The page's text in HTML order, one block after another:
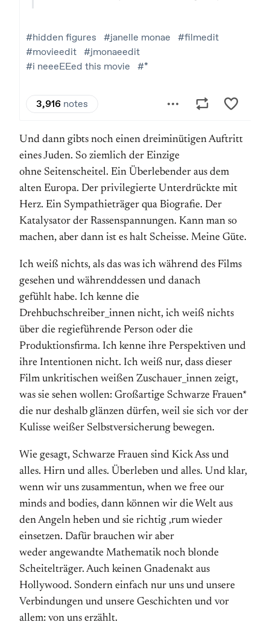
Und dann gibts noch einen dreiminütigen Auftritt
eines Juden. So ziemlich der Einzige
ohne Seitenscheitel. Ein Überlebender aus dem
alten Europa. Der privilegierte Unterdrückte mit
Herz. Ein Sympathieträger qua Biografie. Der
Katalysator der Rassenspannungen. Kann man so
machen, aber dann ist es halt Scheisse. Meine Güte.
Ich weiß nichts, als das was ich während des Films
gesehen und währenddessen und danach
gefühlt habe. Ich kenne die
Drehbuchschreiber_innen nicht, ich weiß nichts
über die regieführende Person oder die
Produktionsfirma. Ich kenne ihre Perspektiven und
ihre Intentionen nicht. Ich weiß nur, dass dieser
Film unkritischen weißen Zuschauer_innen zeigt,
was sie sehen wollen: Großartige Schwarze Frauen*
die nur deshalb glänzen dürfen, weil sie sich vor der
Kulisse weißer Selbstversicherung bewegen.
Wie gesagt, Schwarze Frauen sind Kick Ass und
alles. Hirn und alles. Überleben und alles. Und klar,
wenn wir uns zusammentun, when we free our
minds and bodies, dann können wir die Welt aus
den Angeln heben und sie richtig ‚rum wieder
einsetzen. Dafür brauchen wir aber
weder angewandte Mathematik noch blonde
Scheitelträger. Auch keinen Gnadenakt aus
Hollywood. Sondern einfach nur uns und unsere
Verbindungen und unsere Geschichten und vor
allem: von uns erzählt.